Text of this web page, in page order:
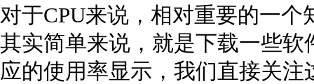
对于CPU来说，相对重要的一
其实简单来说，就是下载一些
应的使用率显示，我们直接关